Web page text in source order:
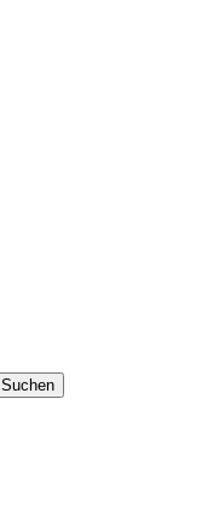
Suchen